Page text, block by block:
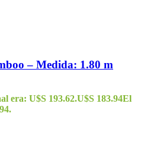
– Medida: 1.80 m
era: U$S 193.62.U$S 183.94El